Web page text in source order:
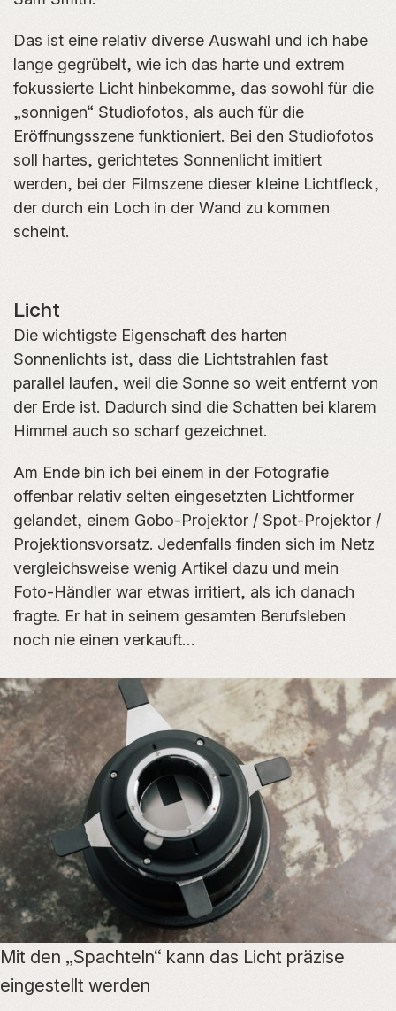
Das ist eine relativ diverse Auswahl und ich habe
lange gegrübelt, wie ich das harte und extrem
fokussierte Licht hinbekomme, das sowohl für die
„sonnigen“ Studiofotos, als auch für die
Eröffnungsszene funktioniert. Bei den Studiofotos
soll hartes, gerichtetes Sonnenlicht imitiert
werden, bei der Filmszene dieser kleine Lichtfleck,
der durch ein Loch in der Wand zu kommen
scheint.
Licht
Die wichtigste Eigenschaft des harten
Sonnenlichts ist, dass die Lichtstrahlen fast
parallel laufen, weil die Sonne so weit entfernt von
der Erde ist. Dadurch sind die Schatten bei klarem
Himmel auch so scharf gezeichnet.
Am Ende bin ich bei einem in der Fotografie
offenbar relativ selten eingesetzten Lichtformer
gelandet, einem Gobo-Projektor / Spot-Projektor /
Projektionsvorsatz. Jedenfalls finden sich im Netz
vergleichsweise wenig Artikel dazu und mein
Foto-Händler war etwas irritiert, als ich danach
fragte. Er hat in seinem gesamten Berufsleben
noch nie einen verkauft…
Mit den „Spachteln“ kann das Licht präzise
eingestellt werden